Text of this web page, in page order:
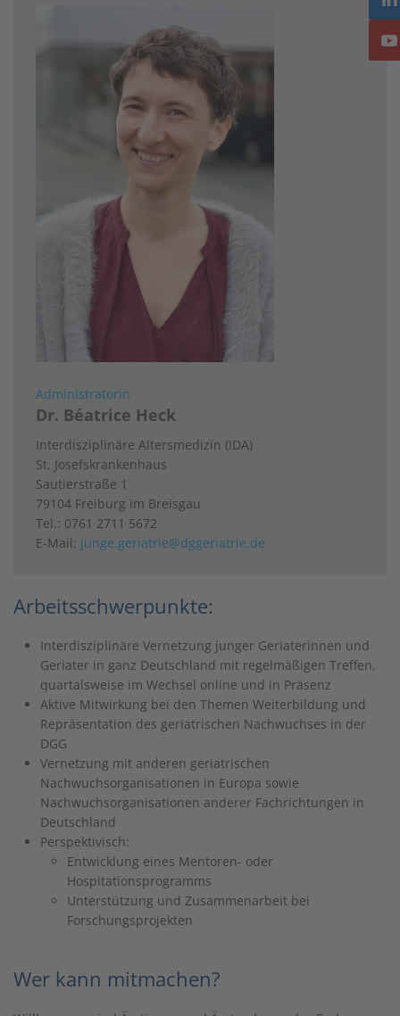
Administratorin
Dr. Béatrice Heck
Interdisziplinäre Altersmedizin (IDA)
St. Josefskrankenhaus
Sautierstraße 1
79104 Freiburg im Breisgau
Tel.: 0761 2711 5672
E-Mail: junge.geriatrie@dggeriatrie.de
Arbeitsschwerpunkte:
Interdisziplinäre Vernetzung junger Geriaterinnen und
Geriater in ganz Deutschland mit regelmäßigen Treffen,
quartalsweise im Wechsel online und in Präsenz
Aktive Mitwirkung bei den Themen Weiterbildung und
Repräsentation des geriatrischen Nachwuchses in der
DGG
Vernetzung mit anderen geriatrischen
Nachwuchsorganisationen in Europa sowie
Nachwuchsorganisationen anderer Fachrichtungen in
Deutschland
Perspektivisch:
Entwicklung eines Mentoren- oder
Hospitationsprogramms
Unterstützung und Zusammenarbeit bei
Forschungsprojekten
Wer kann mitmachen?